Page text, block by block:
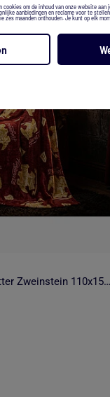
cookies om de inhoud van onze website
aanbiedingen en reclame voor te
zes maanden onthouden. Je kunt op elk
Flanel Deken Harry Potter Zweinstein 110x150cm